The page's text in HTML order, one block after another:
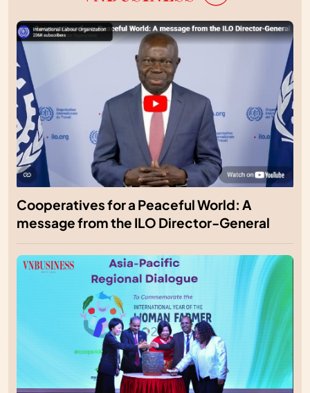
Cooperatives for a Peaceful World: A
message from the ILO Director-General